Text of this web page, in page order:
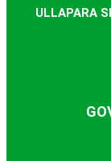
ULLAPARA